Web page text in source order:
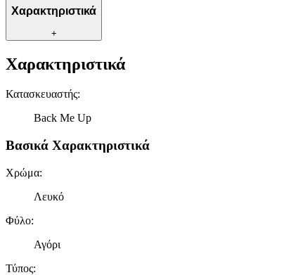
Χαρακτηριστικά
+
Χαρακτηριστικά
Κατασκευαστής:
Back Me Up
Βασικά Χαρακτηριστικά
Χρώμα:
Λευκό
Φύλο:
Αγόρι
Τύπος: